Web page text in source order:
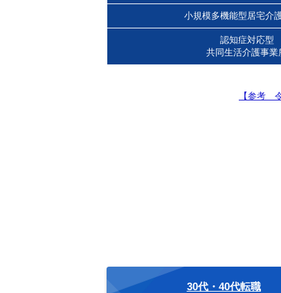
小規模多機能型居宅介
認知症対応型
共同生活介護事業
【参考
30代・40代転職